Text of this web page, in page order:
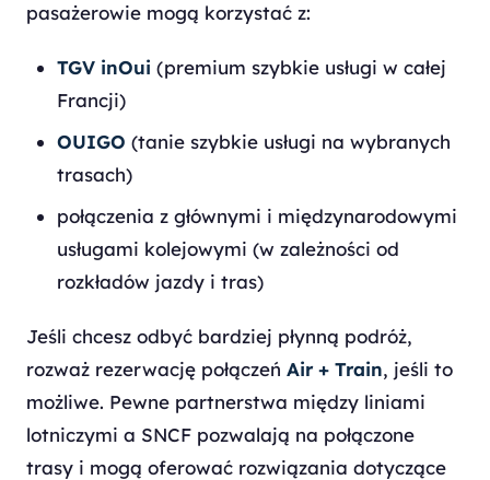
pasażerowie mogą korzystać z:
TGV inOui (premium szybkie usługi w całej
Francji)
OUIGO (tanie szybkie usługi na wybranych
trasach)
połączenia z głównymi i międzynarodowymi
usługami kolejowymi (w zależności od
rozkładów jazdy i tras)
Jeśli chcesz odbyć bardziej płynną podróż,
rozważ rezerwację połączeń Air + Train, jeśli to
możliwe. Pewne partnerstwa między liniami
lotniczymi a SNCF pozwalają na połączone
trasy i mogą oferować rozwiązania dotyczące